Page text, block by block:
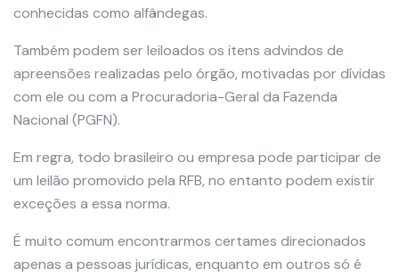
conhecidas como alfândegas.
Também podem ser leiloados os itens advindos de
apreensões realizadas pelo órgão, motivadas por dívidas
com ele ou com a Procuradoria-Geral da Fazenda
Nacional (PGFN).
Em regra, todo brasileiro ou empresa pode participar de
um leilão promovido pela RFB, no entanto podem existir
exceções a essa norma.
É muito comum encontrarmos certames direcionados
apenas a pessoas jurídicas, enquanto em outros só é